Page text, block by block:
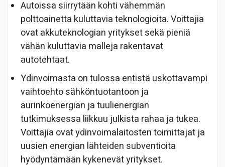
Autoissa siirrytään kohti vähemmän
polttoainetta kuluttavia teknologioita. Voittajia
ovat akkuteknologian yritykset sekä pieniä
vähän kuluttavia malleja rakentavat
autotehtaat.
Ydinvoimasta on tulossa entistä uskottavampi
vaihtoehto sähköntuotantoon ja
aurinkoenergian ja tuulienergian
tutkimuksessa liikkuu julkista rahaa ja tukea.
Voittajia ovat ydinvoimalaitosten toimittajat ja
uusien energian lähteiden subventioita
hyödyntämään kykenevät yritykset.